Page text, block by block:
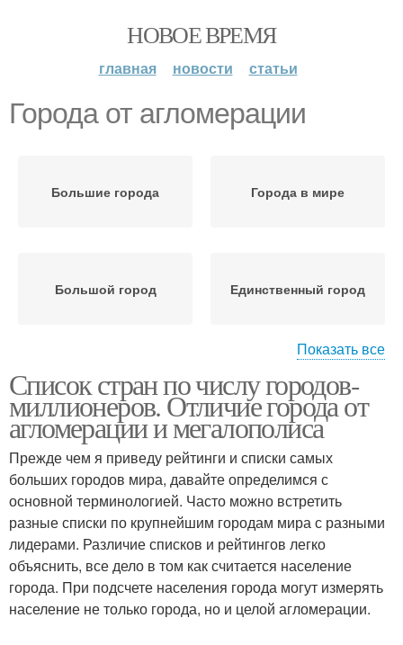
НОВОЕ ВРЕМЯ
главная новости статьи
Города от агломерации
Большие города Города в мире
Большой город Единственный город
статусом
Городские агломерации
Города по населению
Показать все
Список стран по числу городов-
миллионеров. Отличие города от
агломерации и мегалополиса
Прежде чем я приведу рейтинги и списки самых
больших городов мира, давайте определимся с
основной терминологией. Часто можно встретить
разные списки по крупнейшим городам мира с разными
лидерами. Различие списков и рейтингов легко
объяснить, все дело в том как считается население
города. При подсчете населения города могут измерять
население не только города, но и целой агломерации.